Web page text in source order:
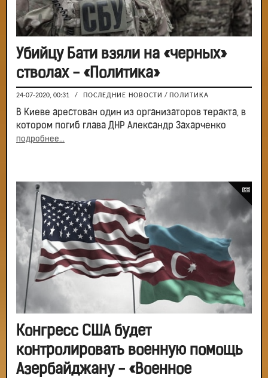
Убийцу Бати взяли на «черных»
стволах - «Политика»
24-07-2020, 00:31 / ПОСЛЕДНИЕ НОВОСТИ / ПОЛИТИКА
В Киеве арестован один из организаторов теракта, в
котором погиб глава ДНР Александр Захарченко
подробнее...
Конгресс США будет
контролировать военную помощь
Азербайджану - «Военное